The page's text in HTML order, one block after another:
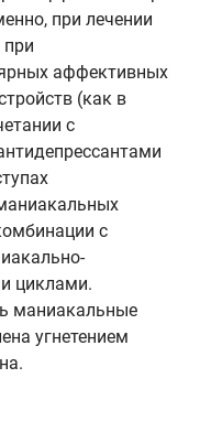
при лечении
аффективных
(как в
с
с
циклами.
маниакальные
угнетением